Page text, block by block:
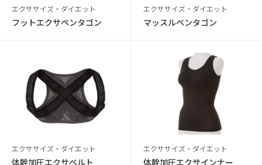
エクササイズ・ダイエット
フットエクサペンタゴン
エクササイズ・ダイエット
マッスルペンタゴン
エクササイズ・ダイエット
体幹加圧エクサベルト
エクササイズ・ダイエット
体幹加圧エクサインナー